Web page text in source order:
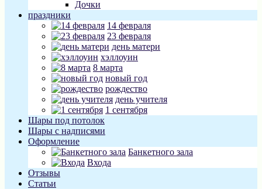
Дочки
праздники
14 февраля
23 февраля
день матери
хэллоуин
8 марта
новый год
рождество
день учителя
1 сентября
Шары под потолок
Шары с надписями
Оформление
Банкетного зала
Входа
Отзывы
Статьи